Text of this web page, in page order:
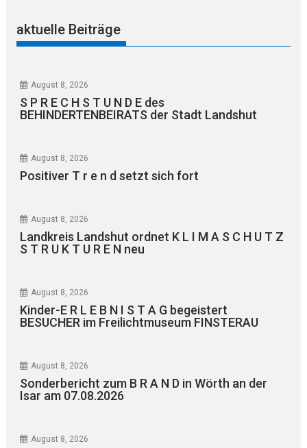
aktuelle Beiträge
August 8, 2026
S P R E C H S T U N D E des
BEHINDERTENBEIRATS der Stadt Landshut
August 8, 2026
Positiver T r e n d setzt sich fort
August 8, 2026
Landkreis Landshut ordnet K L I M A S C H U T Z
S T R U K T U R E N neu
August 8, 2026
Kinder-E R L E B N I S T A G begeistert
BESUCHER im Freilichtmuseum FINSTERAU
August 8, 2026
Sonderbericht zum B R A N D in Wörth an der
Isar am 07.08.2026
August 8, 2026